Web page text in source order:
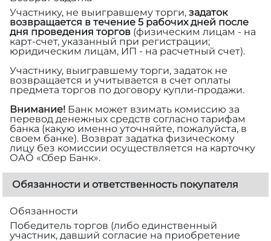
Участнику, не выигравшему торги, задаток
возвращается в течение 5 рабочих дней после
дня проведения торгов (физическим лицам - на
карт-счет, указанный при регистрации;
юридическим лицам, ИП - на расчетный счет).
Участнику, выигравшему торги, задаток не
возвращается и учитывается в счет оплаты
предмета торгов по договору купли-продажи.
Внимание! Банк может взимать комиссию за
перевод денежных средств согласно тарифам
банка (какую именно уточняйте, пожалуйста, в
своем банке). Возврат задатка физическому
лицу без комиссии осуществляется на карточку
ОАО «Сбер Банк».
Обязанности и ответственность покупателя
Обязанности
Победитель торгов (либо единственный
участник, давший согласие на приобретение